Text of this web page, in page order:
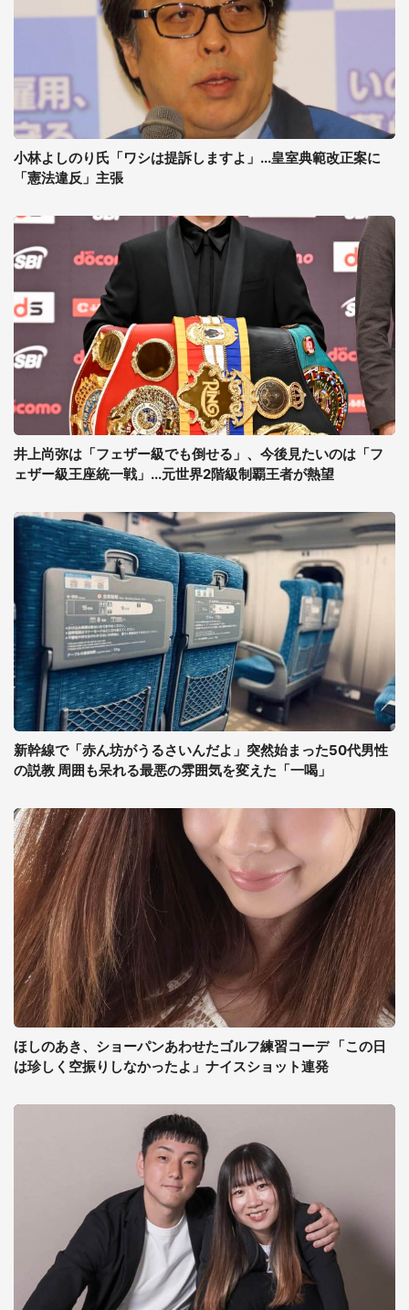
小林よしのり氏「ワシは提訴しますよ」...皇室典範改正案に
「憲法違反」主張
井上尚弥は「フェザー級でも倒せる」、今後見たいのは「フ
ェザー級王座統一戦」...元世界2階級制覇王者が熱望
新幹線で「赤ん坊がうるさいんだよ」突然始まった50代男性
の説教 周囲も呆れる最悪の雰囲気を変えた「一喝」
ほしのあき、ショーパンあわせたゴルフ練習コーデ 「この日
は珍しく空振りしなかったよ」ナイスショット連発